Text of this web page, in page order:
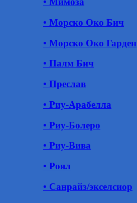
• Морско Око Бич
• Морско Око Гарден
• Палм Бич
• Преслав
• Риу-Арабелла
• Риу-Болеро
• Риу-Вива
• Роял
• Санрайз/экселсиор